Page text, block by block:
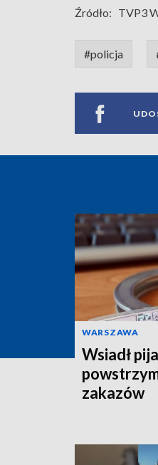
Źródło: TVP3
#policja
WARSZAWA
Wsiadł
zakazów